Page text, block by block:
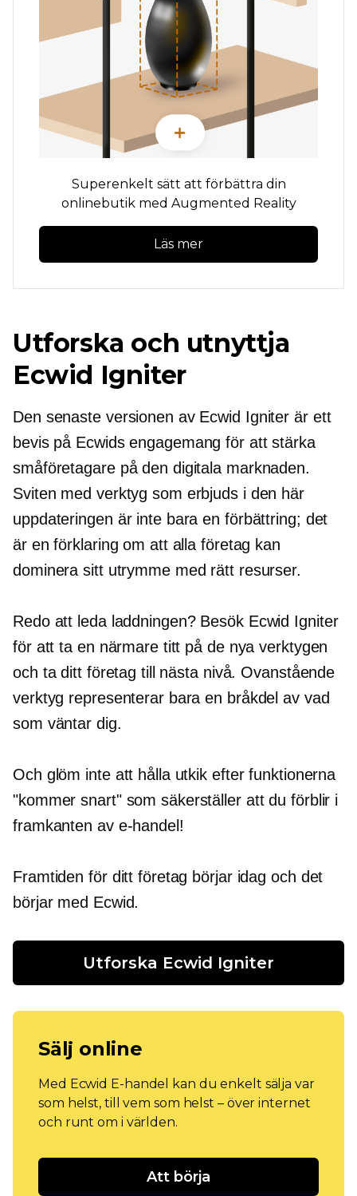
Superenkelt sätt att förbättra din
onlinebutik med Augmented Reality
Läs mer
Utforska och utnyttja
Ecwid Igniter
Den senaste versionen av Ecwid Igniter är ett
bevis på Ecwids engagemang för att stärka
småföretagare på den digitala marknaden.
Sviten med verktyg som erbjuds i den här
uppdateringen är inte bara en förbättring; det
är en förklaring om att alla företag kan
dominera sitt utrymme med rätt resurser.
Redo att leda laddningen? Besök Ecwid Igniter
för att ta en närmare titt på de nya verktygen
och ta ditt företag till nästa nivå. Ovanstående
verktyg representerar bara en bråkdel av vad
som väntar dig.
Och glöm inte att hålla utkik efter funktionerna
"kommer snart" som säkerställer att du förblir i
framkanten av e-handel!
Framtiden för ditt företag börjar idag och det
börjar med Ecwid.
Utforska Ecwid Igniter
Sälj online
Med Ecwid E-handel kan du enkelt sälja var
som helst, till vem som helst – över internet
och runt om i världen.
Att börja